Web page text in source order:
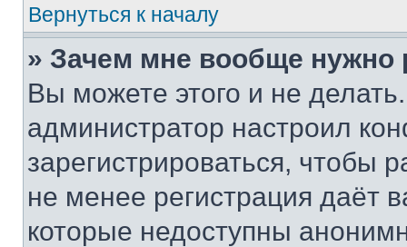
Вернуться к началу
» Зачем мне вообще нужно
Вы можете этого и не
администратор настроил
зарегистрироваться, чтобы
не менее регистрация даёт
которые недоступны